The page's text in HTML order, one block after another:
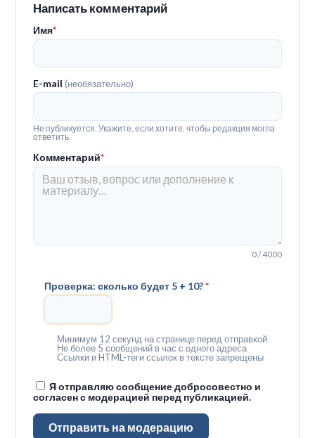
Написать комментарий
Имя*
E-mail(необязательно)
Не публикуется. Укажите, если хотите, чтобы редакция могла
ответить.
Комментарий*
0 / 4000
Проверка: сколько будет 5 + 10?*
Минимум 12 секунд на странице перед отправкой
Не более 5 сообщений в час с одного адреса
Ссылки и HTML-теги ссылок в тексте запрещены
Я отправляю сообщение добросовестно и
согласен с модерацией перед публикацией.
Отправить на модерацию